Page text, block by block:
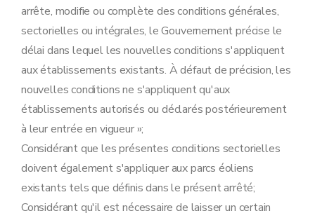
arrête, modifie ou complète des conditions générales,
sectorielles ou intégrales, le Gouvernement précise le
délai dans lequel les nouvelles conditions s'appliquent
aux établissements existants. À défaut de précision, les
nouvelles conditions ne s'appliquent qu'aux
établissements autorisés ou déclarés postérieurement
à leur entrée en vigueur »;
Considérant que les présentes conditions sectorielles
doivent également s'appliquer aux parcs éoliens
existants tels que définis dans le présent arrêté;
Considérant qu'il est nécessaire de laisser un certain